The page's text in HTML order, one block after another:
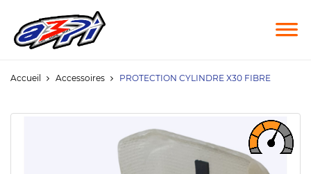
Accueil Accessoires PROTECTION CYLINDRE X30 FIBRE